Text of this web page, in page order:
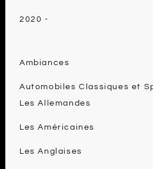
2020 -
Ambiances
Automobiles Classiques et
Les Allemandes
Les Américaines
Les Anglaises